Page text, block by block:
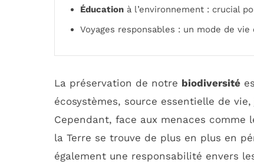
Éducation à l’environnement : crucial
Voyages responsables : un mode de
La préservation de notre biodiversité
écosystèmes, source essentielle de
Cependant, face aux menaces comme
la Terre se trouve de plus en plus en
également une responsabilité envers